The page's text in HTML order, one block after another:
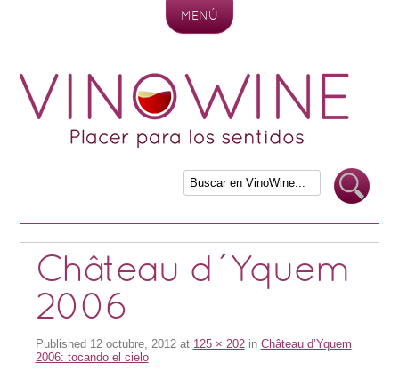
MENÚ
Château d´Yquem
2006
Published 12 octubre, 2012at 125 × 202in Château d’Yquem
2006: tocando el cielo